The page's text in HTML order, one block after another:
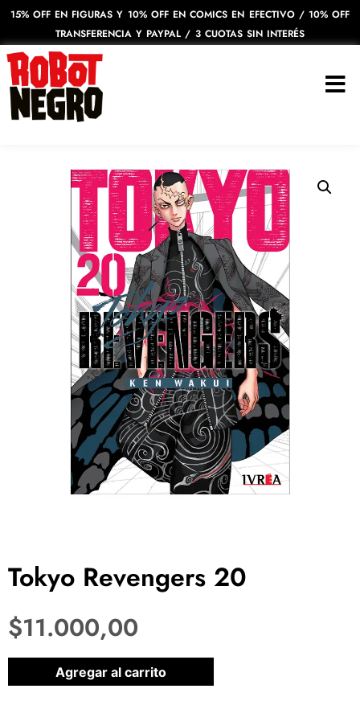
15% OFF EN FIGURAS Y 10% OFF EN COMICS EN EFECTIVO / 10% OFF
TRANSFERENCIA Y PAYPAL / 3 CUOTAS SIN INTERÉS
Tokyo Revengers 20
$11.000,00
1 disponibles
Agregar al carrito